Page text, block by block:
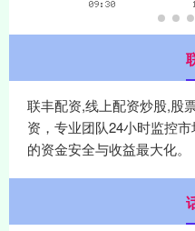
联丰配资,线上配资炒股,股
资，专业团队24小时监控
的资金安全与收益最大化。